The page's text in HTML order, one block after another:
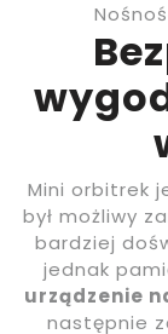
Mini orbitrek
był możliwy
bardziej
jednak
urządzenie
następnie